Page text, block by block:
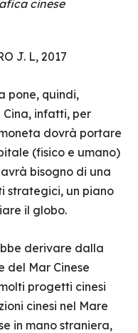
cinese
J. L, 2017
pone, quindi,
infatti, per
dovrà portare
(fisico e umano)
bisogno di una
strategici, un piano
il globo.
derivare dalla
del Mar Cinese
progetti cinesi
cinesi nel Mare
in mano straniera,